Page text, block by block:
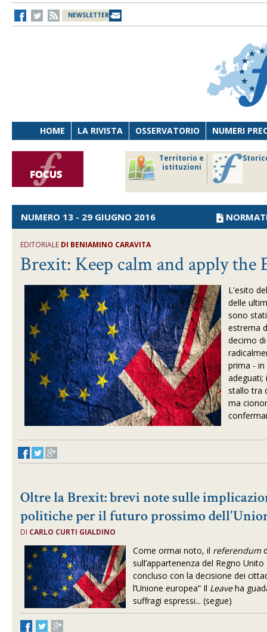
NEWSLETTER
HOME LA RIVISTA OSSERVATORIO NUMERI
Territorio e
istituzioni
NUMERO 13 - 29 GIUGNO 2016
EDITORIALE DI BENIAMINO CARAVITA
Brexit: Keep calm and apply
L'esito
delle
sono
estrema
decimo
prima -
adeguati;
stallo tra
ma
Oltre la Brexit: brevi note sulle
politiche per il futuro prossimo
DI CARLO CURTI GIALDINO
Come ormai noto, il referendum
sull’appartenenza del Regno
concluso con la decisione dei
l’Unione europea” Il Leaveha
suffragi espressi... (segue)